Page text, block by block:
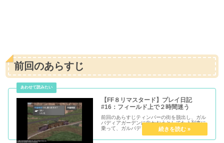
前回のあらすじ
【FF８リマスタード】プレイ日記
#16：フィールド上で２時間迷う
前回のあらすじティンバーの街を脱出し、ガル
バディアガーデンに向かおうとしてたよ列車に
乗って、ガルバディアガーデンにGO！学園東
駅を降りるさぁ、降りました迷う前のベルたち
のレベルはこんな感じベル：Lv１４ぜル：Lv１